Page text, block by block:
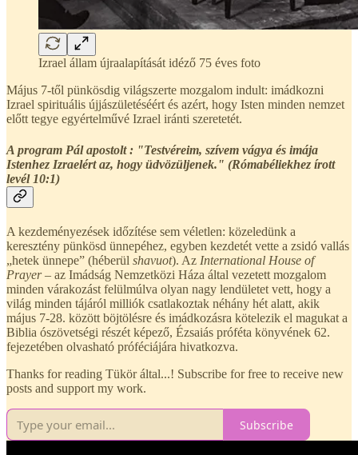
Izrael állam újraalapítását idéző 75 éves foto
Május 7-től pünkösdig világszerte mozgalom indult: imádkozni
Izrael spirituális újjászületéséért és azért, hogy Isten minden nemzet
előtt tegye egyértelművé Izrael iránti szeretetét.
A program Pál apostolt : "Testvéreim, szívem vágya és imája
Istenhez Izraelért az, hogy üdvözüljenek." (Rómabéliekhez írott
levél 10:1)
A kezdeményezések időzítése sem véletlen: közeledünk a
keresztény pünkösd ünnepéhez, egyben kezdetét vette a zsidó vallás
„hetek ünnepe” (héberül shavuot). Az International House of
Prayer– az Imádság Nemzetközi Háza által vezetett mozgalom
minden várakozást felülmúlva olyan nagy lendületet vett, hogy a
világ minden tájáról milliók csatlakoztak néhány hét alatt, akik
május 7-28. között böjtölésre és imádkozásra kötelezik el magukat a
Biblia ószövetségi részét képező, Ézsaiás próféta könyvének 62.
fejezetében olvasható próféciájára hivatkozva.
Thanks for reading Tükör által...! Subscribe for free to receive new
posts and support my work.
Subscribe